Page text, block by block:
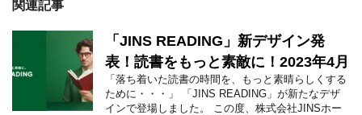
関連記事
「JINS READING」新デザイン発
表！読書をもっと素敵に！2023年4月
「落ち着いた読書の時間を、もっと素晴らしくする
ために・・・」 「JINS READING」が新たなデザ
インで登場しました。 この度、株式会社JINSホー